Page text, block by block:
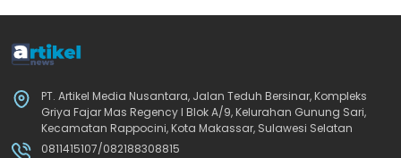
PT. Artikel Media Nusantara, Jalan Teduh Bersinar, Kompleks
Griya Fajar Mas Regency I Blok A/9, Kelurahan Gunung Sari,
Kecamatan Rappocini, Kota Makassar, Sulawesi Selatan
0811415107/082188308815